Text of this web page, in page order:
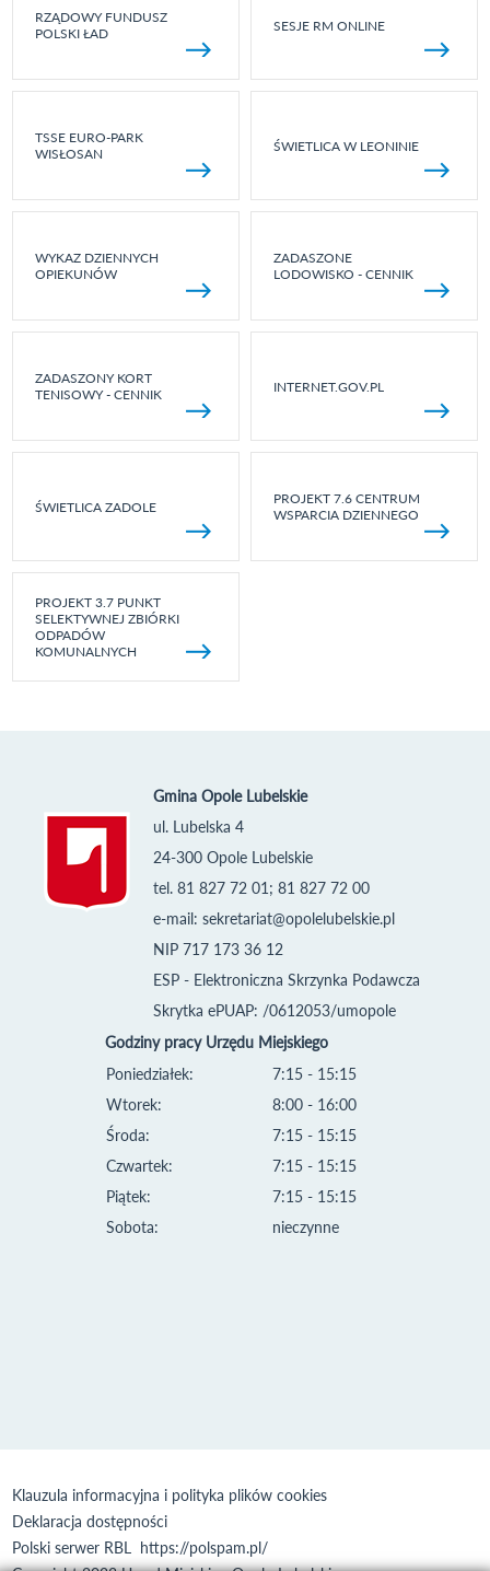
RZĄDOWY FUNDUSZ
POLSKI ŁAD
SESJE RM ONLINE
TSSE EURO-PARK
WISŁOSAN
ŚWIETLICA W LEONINIE
WYKAZ DZIENNYCH
OPIEKUNÓW
ZADASZONE
LODOWISKO - CENNIK
ZADASZONY KORT
TENISOWY - CENNIK
INTERNET.GOV.PL
ŚWIETLICA ZADOLE
PROJEKT 7.6 CENTRUM
WSPARCIA DZIENNEGO
PROJEKT 3.7 PUNKT
SELEKTYWNEJ ZBIÓRKI
ODPADÓW
KOMUNALNYCH
Gmina Opole Lubelskie
ul. Lubelska 4
24-300 Opole Lubelskie
tel. 81 827 72 01; 81 827 72 00
e-mail: sekretariat@opolelubelskie.pl
NIP 717 173 36 12
ESP - Elektroniczna Skrzynka Podawcza
Skrytka ePUAP: /0612053/umopole
Godziny pracy Urzędu Miejskiego
Poniedziałek:
Wtorek:
Środa:
Czwartek:
Piątek:
Sobota:
7:15 - 15:15
8:00 - 16:00
7:15 - 15:15
7:15 - 15:15
7:15 - 15:15
nieczynne
Klauzula informacyjna i polityka plików cookies
Deklaracja dostępności
Polski serwer RBL https://polspam.pl/